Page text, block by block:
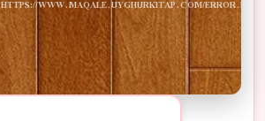
HTTPS://WWW.MAQALE.UYGHURKITAP.COM/ERROR.PDF